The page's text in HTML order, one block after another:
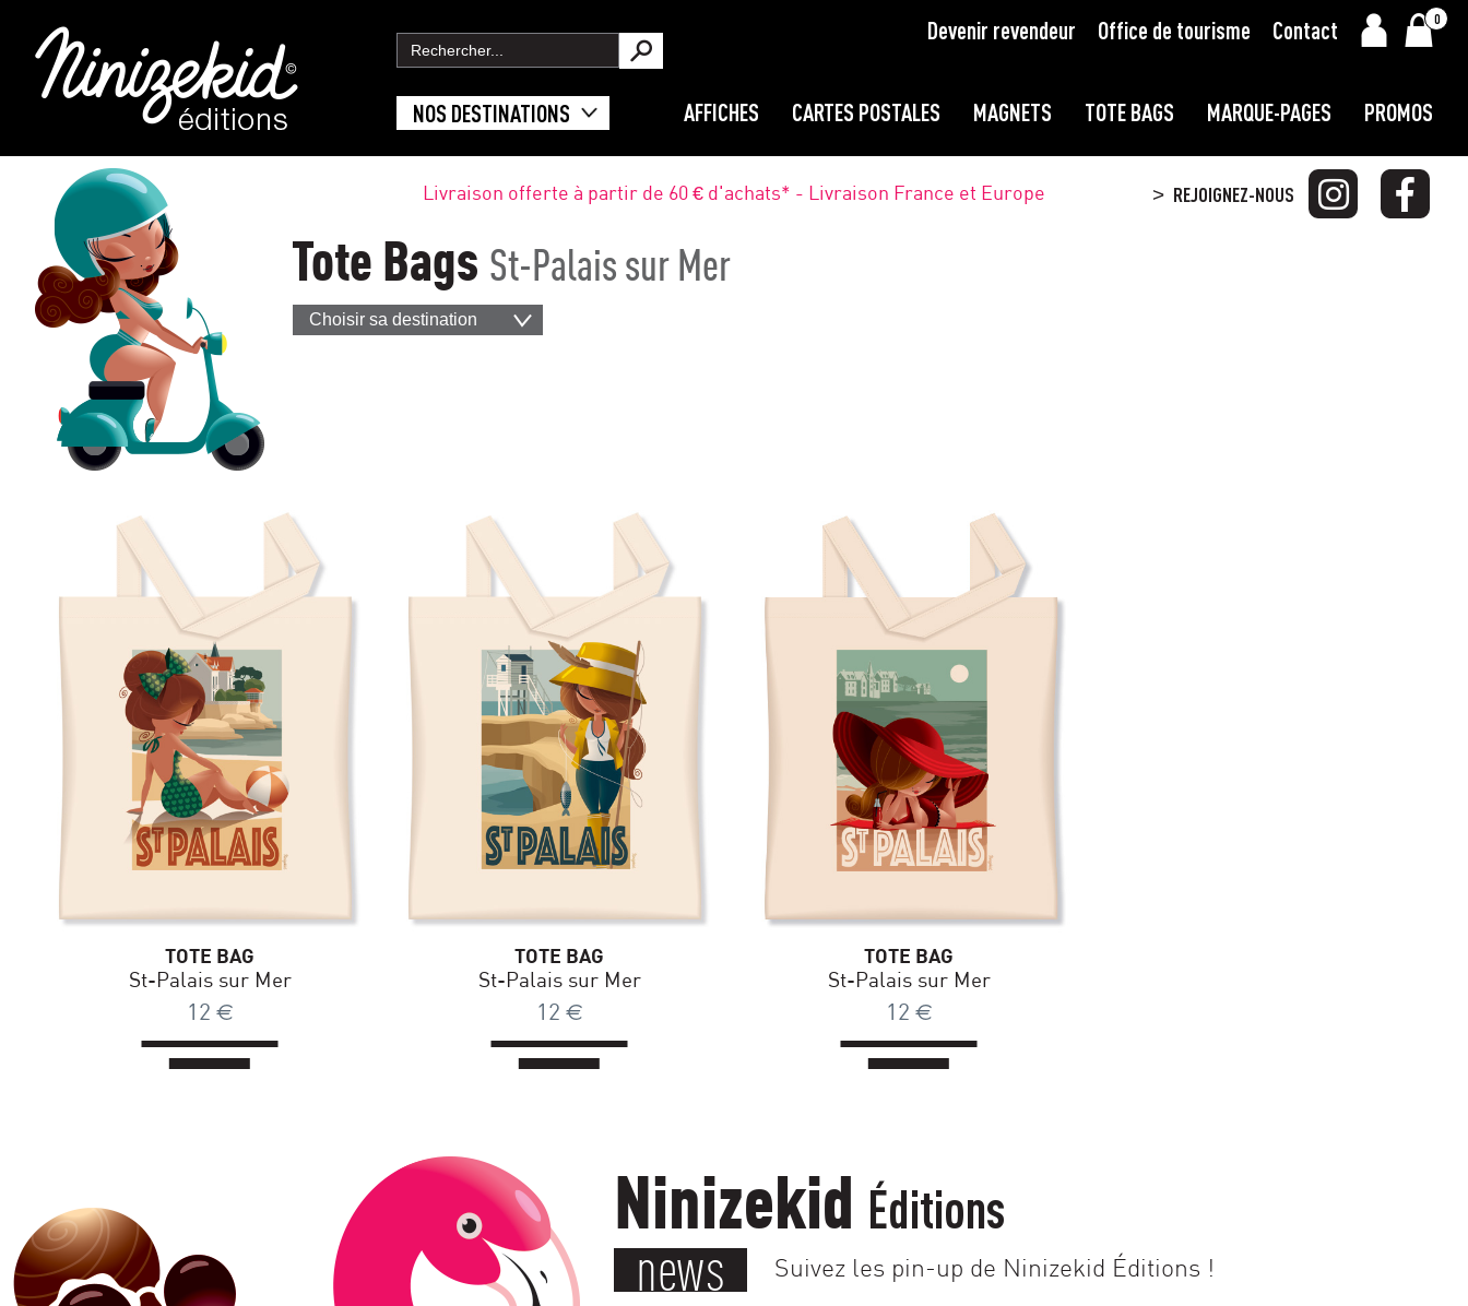
Devenir revendeur Office de tourisme Contact 0
NOS DESTINATIONS AFFICHES CARTES POSTALES MAGNETS TOTE BAGS MARQUE-PAGES PROMOS
> REJOIGNEZ-NOUS
Livraison offerte à partir de 60 € d'achats* - Livraison France et Europe
Tote Bags St-Palais sur Mer
Choisir sa destination
TOTE BAG
St-Palais sur Mer
12 €
TOTE BAG
St-Palais sur Mer
12 €
TOTE BAG
St-Palais sur Mer
12 €
Ninizekid Éditions
news Suivez les pin-up de Ninizekid Éditions !